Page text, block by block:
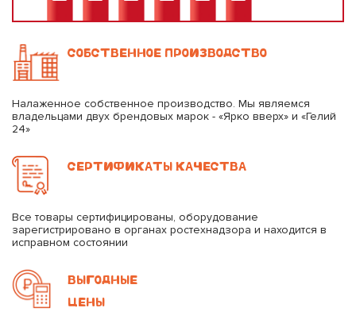
СОБСТВЕННОЕ ПРОИЗВОДСТВО
Налаженное собственное производство. Мы являемся
владельцами двух брендовых марок - «Ярко вверх» и «Гелий
24»
СЕРТИФИКАТЫ КАЧЕСТВА
Все товары сертифицированы, оборудование
зарегистрировано в органах ростехнадзора и находится в
исправном состоянии
ВЫГОДНЫЕ
ЦЕНЫ